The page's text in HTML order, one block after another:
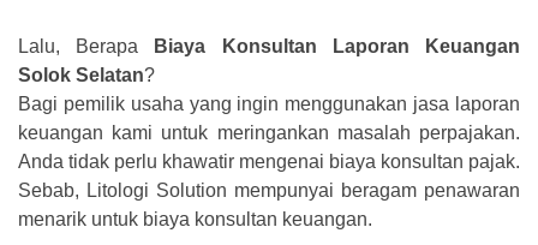
Lalu, Berapa
Biaya Konsultan Laporan Keuangan
Solok Selatan?
Bagi pemilik usaha yang ingin menggunakan jasa laporan
keuangan kami untuk meringankan masalah perpajakan.
Anda tidak perlu khawatir mengenai biaya konsultan pajak.
Sebab, Litologi Solution mempunyai beragam penawaran
menarik untuk biaya konsultan keuangan.